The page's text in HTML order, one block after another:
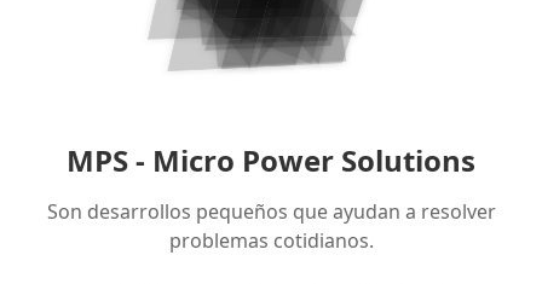
MPS - Micro Power Solutions
Son desarrollos pequeños que ayudan a resolver
problemas cotidianos.